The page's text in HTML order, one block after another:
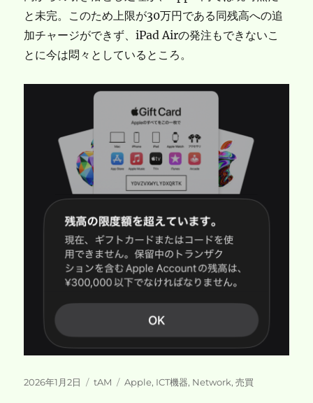
と未完。このため上限が30万円である同残高への追
加チャージができず、iPad Airの発注もできないこ
とに今は悶々としているところ。
投
2026年1月2日
カ
tAM
タ
Apple, ICT機器, Network,売買